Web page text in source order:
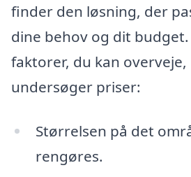
finder den løsning, der
dine behov og dit
faktorer, du kan overveje,
undersøger priser:
Størrelsen på det
rengøres.